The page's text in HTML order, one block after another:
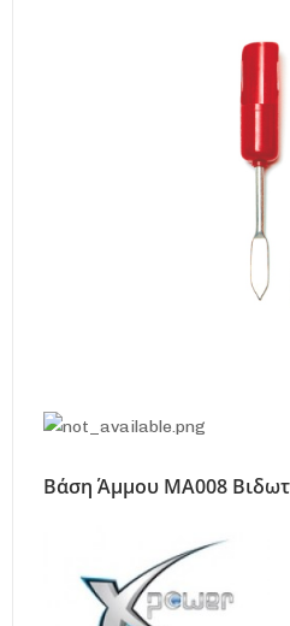
Βάση Άμμου MA008